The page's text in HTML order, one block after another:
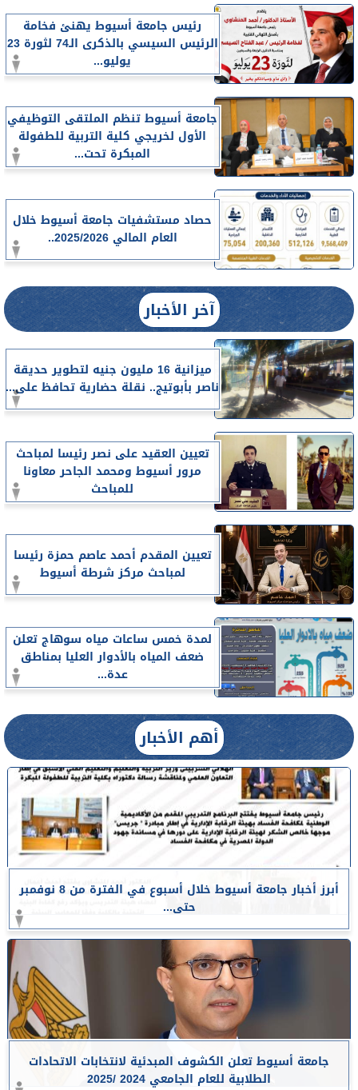
رئيس جامعة أسيوط يهنئ فخامة
الرئيس السيسي بالذكرى الـ74 لثورة 23
يوليو...
جامعة أسيوط تنظم الملتقى التوظيفي
الأول لخريجي كلية التربية للطفولة
المبكرة تحت...
حصاد مستشفيات جامعة أسيوط خلال
العام المالي 2025/2026..
آخر الأخبار
ميزانية 16 مليون جنيه لتطوير حديقة
ناصر بأبوتيج.. نقلة حضارية تحافظ على...
تعيين العقيد على نصر رئيسا لمباحث
مرور أسيوط ومحمد الجاحر معاونا
للمباحث
تعيين المقدم أحمد عاصم حمزة رئيسا
لمباحث مركز شرطة أسيوط
لمدة خمس ساعات مياه سوهاج تعلن
ضعف المياه بالأدوار العليا بمناطق
عدة...
أهم الأخبار
أبرز أخبار جامعة أسيوط خلال أسبوع في الفترة من 8 نوفمبر
حتى...
جامعة أسيوط تعلن الكشوف المبدئية لانتخابات الاتحادات
الطلابية للعام الجامعي 2024 /2025